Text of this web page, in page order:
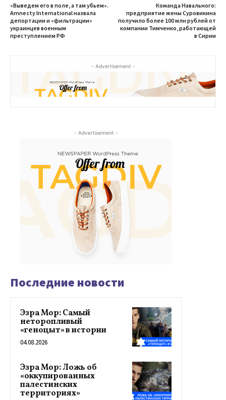
«Выведем его в поле, а там убьем».
Amnesty International назвала
депортации и «фильтрации»
украинцев военным
преступлением РФ
Команда Навального:
предприятие жены Суровикина
получило более 100 млн рублей от
компании Тимченко, работающей
в Сирии
- Advertisement -
- Advertisement -
Последние новости
Эзра Мор: Самый
неторопливый
«геноцыт» в истории
04.08.2026
Эзра Мор: Ложь об
«оккупированных
палестинских
территориях»